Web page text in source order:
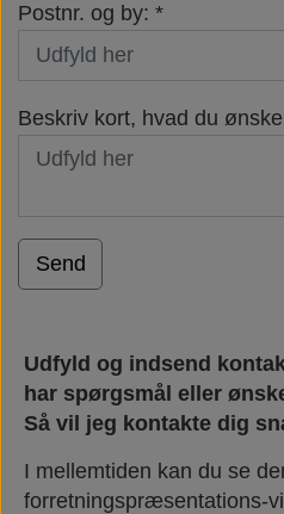
Postnr. og by: *
Beskriv kort, hvad du
Send
Udfyld og indsend
har spørgsmål eller
Så vil jeg kontakte dig
I mellemtiden kan du se
forretningspræsentations-